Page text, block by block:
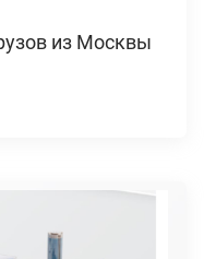
из Москвы